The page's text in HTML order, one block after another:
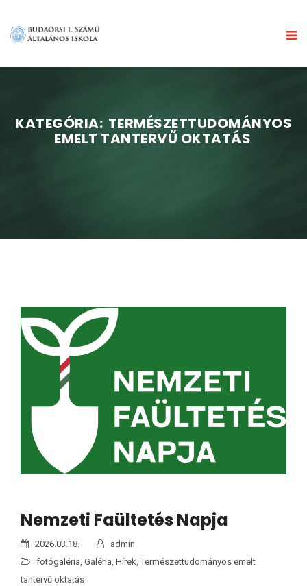
KATEGÓRIA: TERMÉSZETTUDOMÁNYOS
EMELT TANTERVŰ OKTATÁS
Nemzeti Faültetés Napja
2026.03.18.
admin
fotógaléria, Galéria, Hírek,Természettudományos emelt
tantervű oktatás